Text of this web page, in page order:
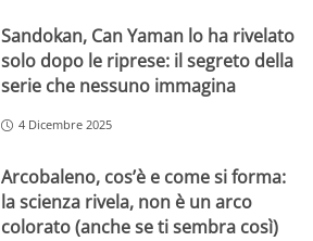
Sandokan, Can Yaman lo ha rivelato
solo dopo le riprese: il segreto della
serie che nessuno immagina
4 Dicembre 2025
Arcobaleno, cos’è e come si forma:
la scienza rivela, non è un arco
colorato (anche se ti sembra così)